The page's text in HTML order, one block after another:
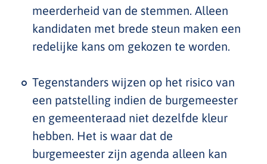
meerderheid van de stemmen. Alleen
kandidaten met brede steun maken een
redelijke kans om gekozen te worden.
Tegenstanders wijzen op het risico van
een patstelling indien de burgemeester
en gemeenteraad niet dezelfde kleur
hebben. Het is waar dat de
burgemeester zijn agenda alleen kan